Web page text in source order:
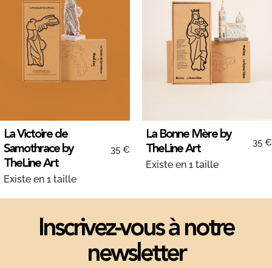
La Victoire de
Samothrace by
TheLine Art
35 €
Existe en 1 taille
La Bonne Mère by
TheLine Art
35 €
Existe en 1 taille
Inscrivez-vous à notre
newsletter